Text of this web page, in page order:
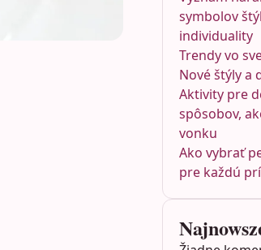
symbolov
individuality
Trendy vo
Nové štýly a
Aktivity pre
spôsobov,
vonku
Ako vybrať
pre každú